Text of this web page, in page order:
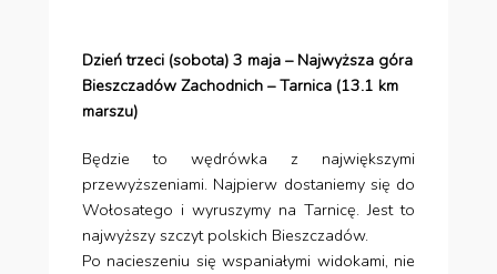
Dzień trzeci (sobota) 3 maja – Najwyższa góra
Bieszczadów Zachodnich – Tarnica (13.1 km
marszu)
Będzie to wędrówka z największymi
przewyższeniami. Najpierw dostaniemy się do
Wołosatego i wyruszymy na Tarnicę. Jest to
najwyższy szczyt polskich Bieszczadów.
Po nacieszeniu się wspaniałymi widokami, nie